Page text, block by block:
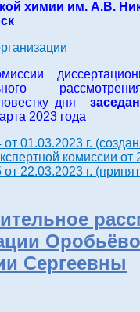
химии им. А.В.
дня
2023 года
01.03.2023 г.
комиссии от
22.03.2023 г.
Сергеевны